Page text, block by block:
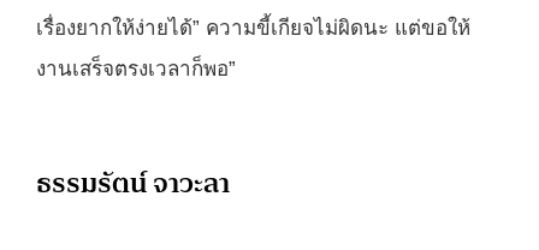
เรื่องยากให้ง่ายได้” ความขี้เกียจไม่ผิดนะ แต่ขอให้
งานเสร็จตรงเวลาก็พอ”
ธรรมรัตน์ จาวะลา